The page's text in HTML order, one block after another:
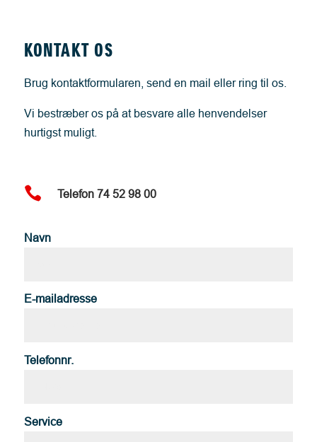
KONTAKT OS
Brug kontaktformularen, send en mail eller ring til os.
Vi bestræber os på at besvare alle henvendelser
hurtigst muligt.
 Telefon 74 52 98 00
Navn
E-mailadresse
Telefonnr.
Service